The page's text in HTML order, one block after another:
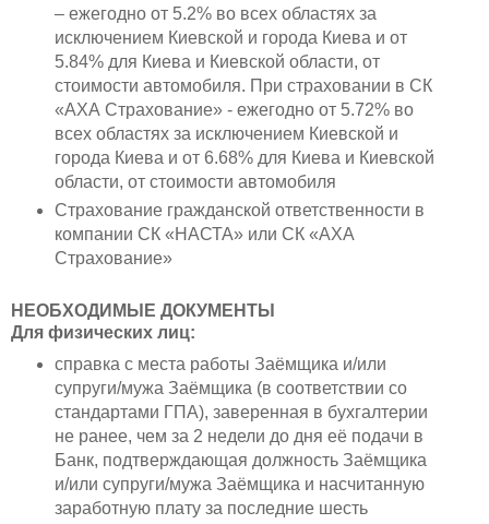
– ежегодно от 5.2% во всех областях за
исключением Киевской и города Киева и от
5.84% для Киева и Киевской области, от
стоимости автомобиля. При страховании в СК
«АХА Страхование» - ежегодно от 5.72% во
всех областях за исключением Киевской и
города Киева и от 6.68% для Киева и Киевской
области, от стоимости автомобиля
Страхование гражданской ответственности в
компании СК «НАСТА» или СК «АХА
Страхование»
НЕОБХОДИМЫЕ ДОКУМЕНТЫ
Для физических лиц:
справка с места работы Заёмщика и/или
супруги/мужа Заёмщика (в соответствии со
стандартами ГПА), заверенная в бухгалтерии
не ранее, чем за 2 недели до дня её подачи в
Банк, подтверждающая должность Заёмщика
и/или супруги/мужа Заёмщика и насчитанную
заработную плату за последние шесть